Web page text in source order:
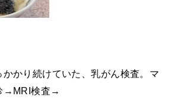
かり続けていた、乳がん検査。マ
→MRI検査→